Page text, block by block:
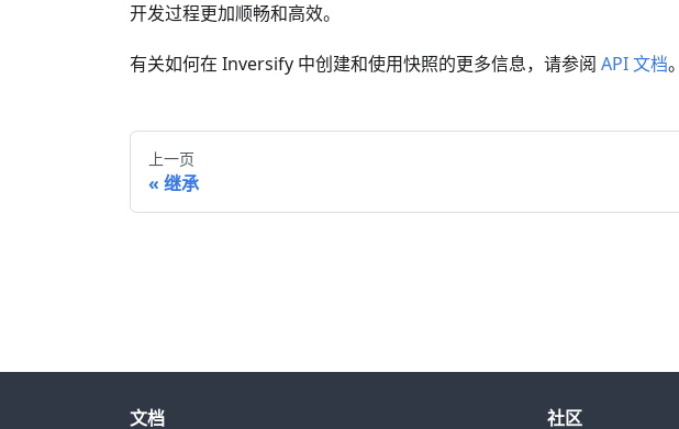
开发过程更加顺畅和高效。
有关如何在 Inversify 中创建和使用快照的更多信息，请参阅 API 文档。
上一页
继承
文档 社区